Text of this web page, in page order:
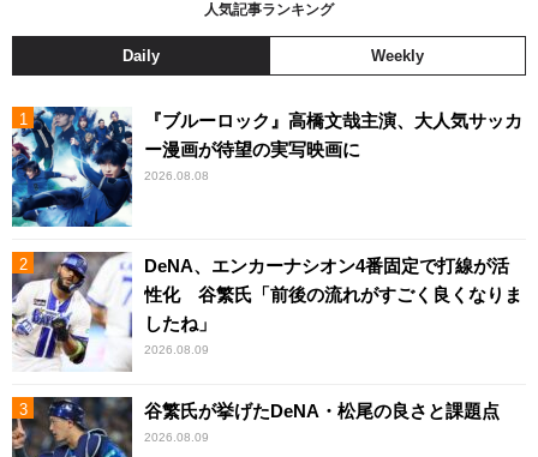
人気記事ランキング
Daily Weekly
『ブルーロック』高橋文哉主演、大人気サッカ
ー漫画が待望の実写映画に
2026.08.08
DeNA、エンカーナシオン4番固定で打線が活
性化 谷繁氏「前後の流れがすごく良くなりま
したね」
2026.08.09
谷繁氏が挙げたDeNA・松尾の良さと課題点
2026.08.09